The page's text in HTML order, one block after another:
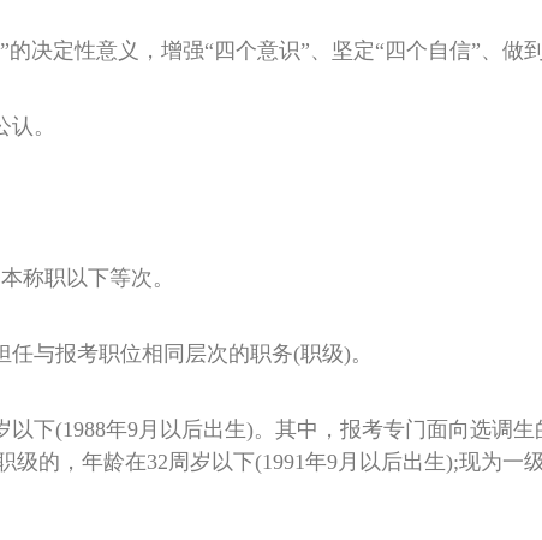
决定性意义，增强“四个意识”、坚定“四个自信”、做到
。
称职以下等次。
与报考职位相同层次的职务(职级)。
下(1988年9月以后出生)。其中，报考专门面向选调
的，年龄在32周岁以下(1991年9月以后出生);现为一